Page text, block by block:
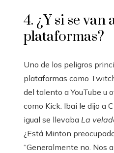
4. ¿Y si se van
plataformas?
Uno de los peligros
plataformas como
del talento a YouTube u
como Kick. Ibai le dijo a
igual se llevaba La
¿Está Minton
“Generalmente no. Nos